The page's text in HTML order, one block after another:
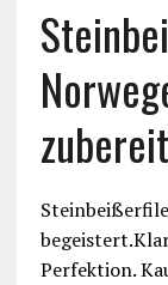
Perfektion.